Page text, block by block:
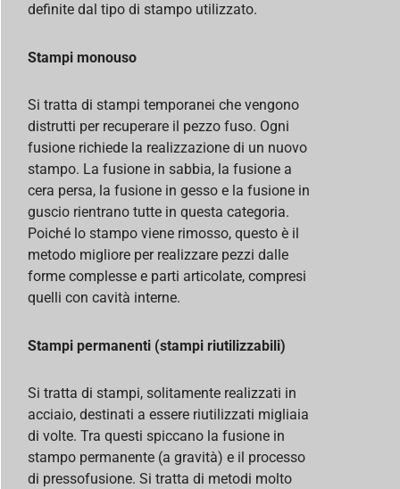
definite dal tipo di stampo utilizzato.
Stampi monouso
Si tratta di stampi temporanei che vengono
distrutti per recuperare il pezzo fuso. Ogni
fusione richiede la realizzazione di un nuovo
stampo. La fusione in sabbia, la fusione a
cera persa, la fusione in gesso e la fusione in
guscio rientrano tutte in questa categoria.
Poiché lo stampo viene rimosso, questo è il
metodo migliore per realizzare pezzi dalle
forme complesse e parti articolate, compresi
quelli con cavità interne.
Stampi permanenti (stampi riutilizzabili)
Si tratta di stampi, solitamente realizzati in
acciaio, destinati a essere riutilizzati migliaia
di volte. Tra questi spiccano la fusione in
stampo permanente (a gravità) e il processo
di pressofusione. Si tratta di metodi molto